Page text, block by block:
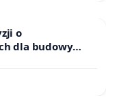
o
dla budowy
w